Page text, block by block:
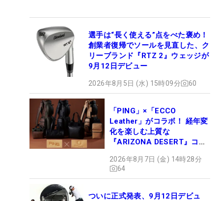
選手は“長く使える”点をべた褒め！
創業者復帰でソールを見直した、ク
リーブランド『RTZ 2』ウェッジが
9月12日デビュー
2026年8月5日 (水) 15時09分 60
「PING」×「ECCO
Leather」がコラボ！ 経年変
化を楽しむ上質な
『ARIZONA DESERT』コレ
ュー
2026年8月7日 (金) 14時28分
64
ついに正式発表、9月12日デビュ